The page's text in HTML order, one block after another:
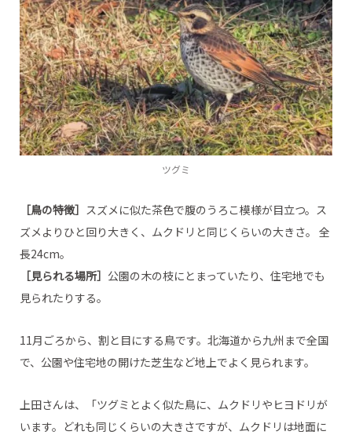
ツグミ
［鳥の特徴］ スズメに似た茶色で腹のうろこ模様が目立つ。ス
ズメよりひと回り大きく、ムクドリと同じくらいの大きさ。 全
長24cm。
［見られる場所］ 公園の木の枝にとまっていたり、住宅地でも
見られたりする。
11月ごろから、割と目にする鳥です。北海道から九州まで全国
で、公園や住宅地の開けた芝生など地上でよく見られます。
上田さんは、「ツグミとよく似た鳥に、ムクドリやヒヨドリが
います。どれも同じくらいの大きさですが、ムクドリは地面に